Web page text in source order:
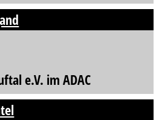
e.V. im ADAC